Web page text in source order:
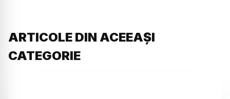
ARTICOLE DIN ACEEAȘI
CATEGORIE